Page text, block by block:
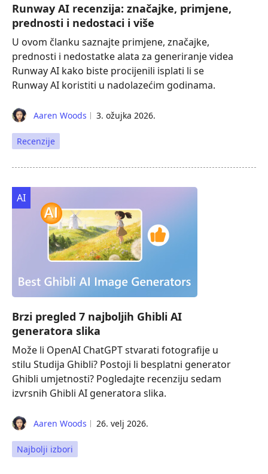
Runway AI recenzija: značajke, primjene,
prednosti i nedostaci i više
U ovom članku saznajte primjene, značajke,
prednosti i nedostatke alata za generiranje videa
Runway AI kako biste procijenili isplati li se
Runway AI koristiti u nadolazećim godinama.
Aaren Woods 3. ožujka 2026.
Recenzije
AI
Brzi pregled 7 najboljih Ghibli AI
generatora slika
Može li OpenAI ChatGPT stvarati fotografije u
stilu Studija Ghibli? Postoji li besplatni generator
Ghibli umjetnosti? Pogledajte recenziju sedam
izvrsnih Ghibli AI generatora slika.
Aaren Woods 26. velj 2026.
Najbolji izbori